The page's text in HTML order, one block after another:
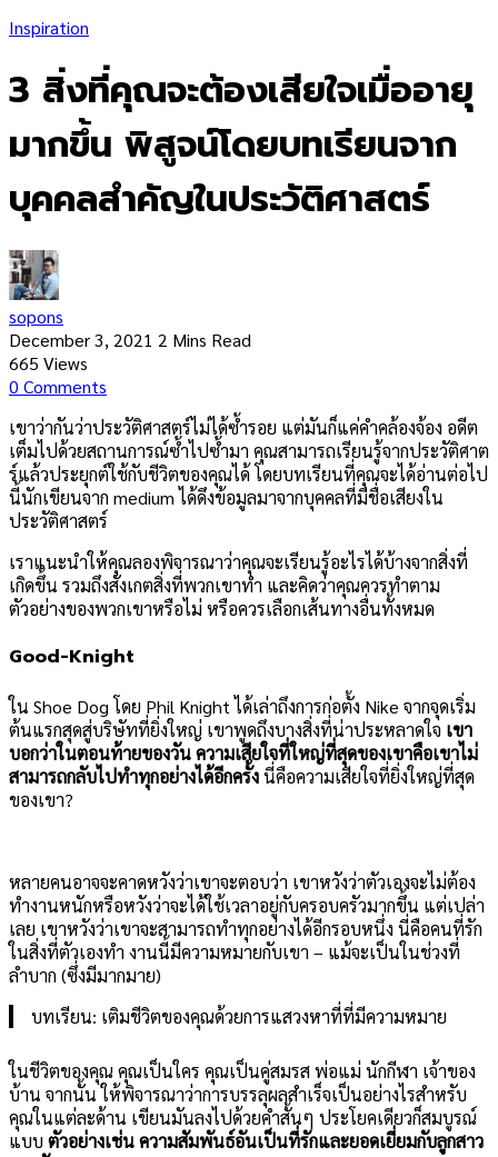
Inspiration
3 สิ่งที่คุณจะต้องเสียใจเมื่ออายุ
มากขึ้น พิสูจน์โดยบทเรียนจาก
บุคคลสำคัญในประวัติศาสตร์
sopons
December 3, 2021 2 Mins Read
665 Views
0 Comments
เขาว่ากันว่าประวัติศาสตร์ไม่ได้ซ้ำรอย แต่มันก็แค่คำคล้องจ้อง อดีต
เต็มไปด้วยสถานการณ์ซ้ำไปซ้ำมา คุณสามารถเรียนรู้จากประวัติศาต
ร์แล้วประยุกต์ใช้กับชีวิตของคุณได้ โดยบทเรียนที่คุณจะได้อ่านต่อไป
นี้นักเขียนจาก medium ได้ดึงข้อมูลมาจากบุคคลที่มีชื่อเสียงใน
ประวัติศาสตร์
เราแนะนำให้คุณลองพิจารณาว่าคุณจะเรียนรู้อะไรได้บ้างจากสิ่งที่
เกิดขึ้น รวมถึงสังเกตสิ่งที่พวกเขาทำ และคิดว่าคุณควรทำตาม
ตัวอย่างของพวกเขาหรือไม่ หรือควรเลือกเส้นทางอื่นทั้งหมด
Good-Knight
ใน Shoe Dog โดย Phil Knight ได้เล่าถึงการก่อตั้ง Nike จากจุดเริ่ม
ต้นแรกสุดสู่บริษัทที่ยิ่งใหญ่ เขาพูดถึงบางสิ่งที่น่าประหลาดใจ เขา
บอกว่าในตอนท้ายของวัน ความเสียใจที่ใหญ่ที่สุดของเขาคือเขาไม่
สามารถกลับไปทำทุกอย่างได้อีกครั้งนี่คือความเสียใจที่ยิ่งใหญ่ที่สุด
ของเขา?
หลายคนอาจจะคาดหวังว่าเขาจะตอบว่า เขาหวังว่าตัวเองจะไม่ต้อง
ทำงานหนักหรือหวังว่าจะได้ใช้เวลาอยู่กับครอบครัวมากขึ้น แต่เปล่า
เลย เขาหวังว่าเขาจะสามารถทำทุกอย่างได้อีกรอบหนึ่ง นี่คือคนที่รัก
ในสิ่งที่ตัวเองทำ งานนี้มีความหมายกับเขา – แม้จะเป็นในช่วงที่
ลำบาก (ซึ่งมีมากมาย)
บทเรียน: เติมชีวิตของคุณด้วยการแสวงหาที่ที่มีความหมาย
ในชีวิตของคุณ คุณเป็นใคร คุณเป็นคู่สมรส พ่อแม่ นักกีฬา เจ้าของ
บ้าน จากนั้น ให้พิจารณาว่าการบรรลุผลสำเร็จเป็นอย่างไรสำหรับ
คุณในแต่ละด้าน เขียนมันลงไปด้วยคำสั้นๆ ประโยคเดียวก็สมบูรณ์
แบบ ตัวอย่างเช่น ความสัมพันธ์อันเป็นที่รักและยอดเยี่ยมกับลูกสาว